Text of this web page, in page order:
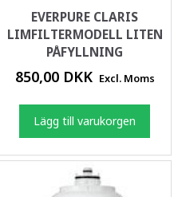
EVERPURE CLARIS
LIMFILTERMODELL LITEN
PÅFYLLNING
850,00 DKK Excl. Moms
Lägg till varukorgen